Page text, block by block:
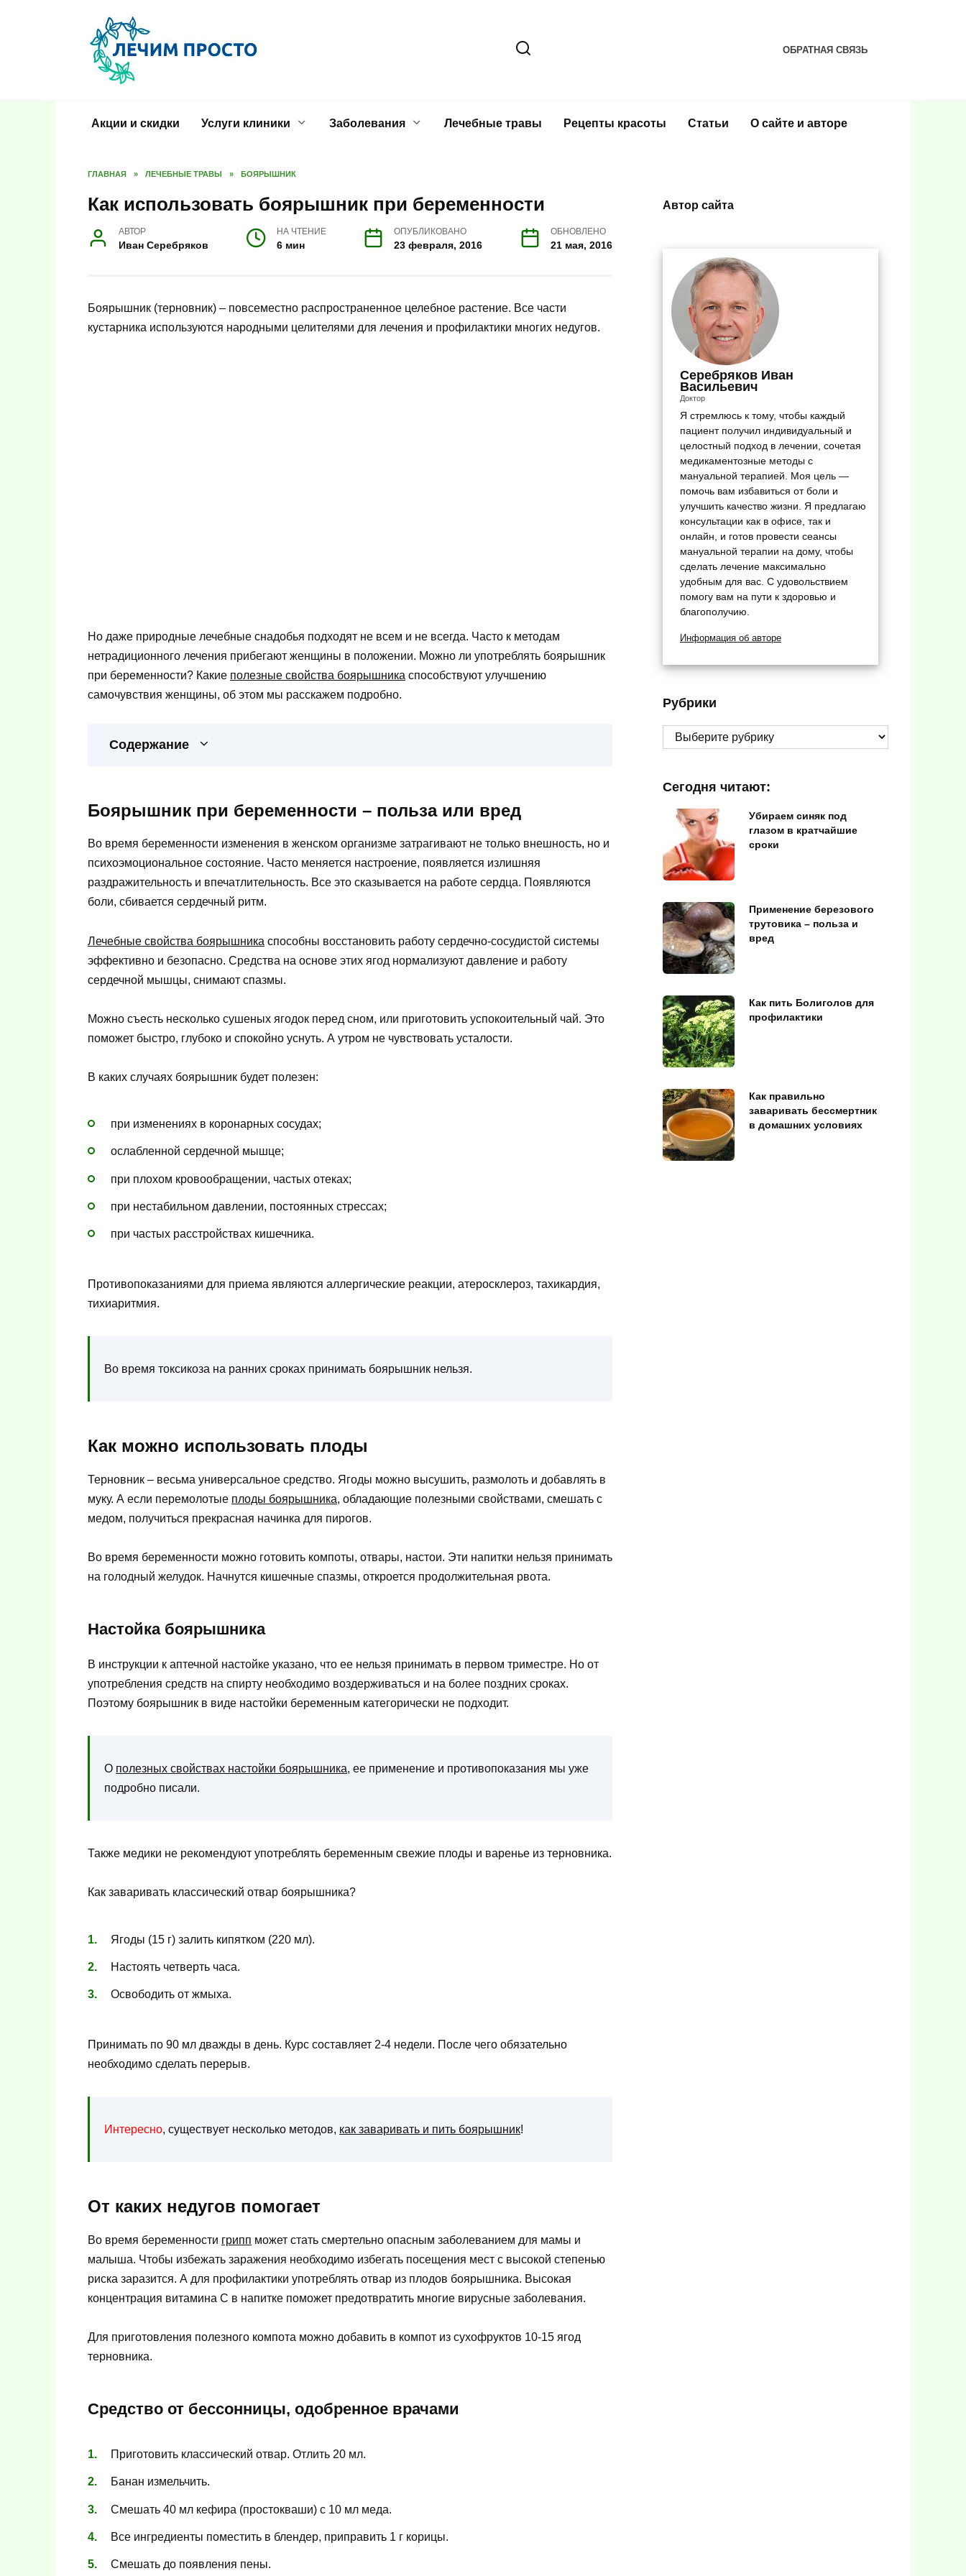
ОБРАТНАЯ СВЯЗЬ
Акции и скидки Услуги клиники Заболевания Лечебные травы Рецепты красоты Статьи О сайте и авторе
ГЛАВНАЯ » ЛЕЧЕБНЫЕ ТРАВЫ » БОЯРЫШНИК
Как использовать боярышник при беременности
АВТОР
Иван Серебряков
НА ЧТЕНИЕ
6 мин
ОПУБЛИКОВАНО
23 февраля, 2016
ОБНОВЛЕНО
21 мая, 2016
Боярышник (терновник) – повсеместно распространенное целебное растение. Все части
кустарника используются народными целителями для лечения и профилактики многих недугов.
Но даже природные лечебные снадобья подходят не всем и не всегда. Часто к методам
нетрадиционного лечения прибегают женщины в положении. Можно ли употреблять боярышник
при беременности? Какие полезные свойства боярышника способствуют улучшению
самочувствия женщины, об этом мы расскажем подробно.
Содержание
Боярышник при беременности – польза или вред
Во время беременности изменения в женском организме затрагивают не только внешность, но и
психоэмоциональное состояние. Часто меняется настроение, появляется излишняя
раздражительность и впечатлительность. Все это сказывается на работе сердца. Появляются
боли, сбивается сердечный ритм.
Лечебные свойства боярышника способны восстановить работу сердечно-сосудистой системы
эффективно и безопасно. Средства на основе этих ягод нормализуют давление и работу
сердечной мышцы, снимают спазмы.
Можно съесть несколько сушеных ягодок перед сном, или приготовить успокоительный чай. Это
поможет быстро, глубоко и спокойно уснуть. А утром не чувствовать усталости.
В каких случаях боярышник будет полезен:
при изменениях в коронарных сосудах;
ослабленной сердечной мышце;
при плохом кровообращении, частых отеках;
при нестабильном давлении, постоянных стрессах;
при частых расстройствах кишечника.
Противопоказаниями для приема являются аллергические реакции, атеросклероз, тахикардия,
тихиаритмия.
Во время токсикоза на ранних сроках принимать боярышник нельзя.
Как можно использовать плоды
Терновник – весьма универсальное средство. Ягоды можно высушить, размолоть и добавлять в
муку. А если перемолотые плоды боярышника, обладающие полезными свойствами, смешать с
медом, получиться прекрасная начинка для пирогов.
Во время беременности можно готовить компоты, отвары, настои. Эти напитки нельзя принимать
на голодный желудок. Начнутся кишечные спазмы, откроется продолжительная рвота.
Настойка боярышника
В инструкции к аптечной настойке указано, что ее нельзя принимать в первом триместре. Но от
употребления средств на спирту необходимо воздерживаться и на более поздних сроках.
Поэтому боярышник в виде настойки беременным категорически не подходит.
О полезных свойствах настойки боярышника, ее применение и противопоказания мы уже
подробно писали.
Также медики не рекомендуют употреблять беременным свежие плоды и варенье из терновника.
Как заваривать классический отвар боярышника?
Ягоды (15 г) залить кипятком (220 мл).
Настоять четверть часа.
Освободить от жмыха.
Принимать по 90 мл дважды в день. Курс составляет 2-4 недели. После чего обязательно
необходимо сделать перерыв.
Интересно, существует несколько методов, как заваривать и пить боярышник!
От каких недугов помогает
Во время беременности грипп может стать смертельно опасным заболеванием для мамы и
малыша. Чтобы избежать заражения необходимо избегать посещения мест с высокой степенью
риска заразится. А для профилактики употреблять отвар из плодов боярышника. Высокая
концентрация витамина C в напитке поможет предотвратить многие вирусные заболевания.
Для приготовления полезного компота можно добавить в компот из сухофруктов 10-15 ягод
терновника.
Средство от бессонницы, одобренное врачами
Приготовить классический отвар. Отлить 20 мл.
Банан измельчить.
Смешать 40 мл кефира (простокваши) с 10 мл меда.
Все ингредиенты поместить в блендер, приправить 1 г корицы.
Смешать до появления пены.
Автор сайта
Серебряков Иван
Васильевич
Доктор
Я стремлюсь к тому, чтобы каждый
пациент получил индивидуальный и
целостный подход в лечении, сочетая
медикаментозные методы с
мануальной терапией. Моя цель —
помочь вам избавиться от боли и
улучшить качество жизни. Я предлагаю
консультации как в офисе, так и
онлайн, и готов провести сеансы
мануальной терапии на дому, чтобы
сделать лечение максимально
удобным для вас. С удовольствием
помогу вам на пути к здоровью и
благополучию.
Информация об авторе
Рубрики
Рубрики
Сегодня читают:
Убираем синяк под
глазом в кратчайшие
сроки
Применение березового
трутовика – польза и
вред
Как пить Болиголов для
профилактики
Как правильно
заваривать бессмертник
в домашних условиях